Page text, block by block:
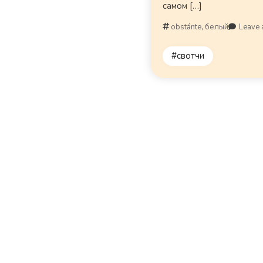
самом […]
obstánte, белый Leave
#свотчи